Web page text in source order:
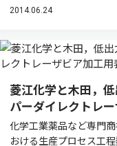
2014.06.24
菱江化学と木田，
パーダイレクトレ
化学工業薬品など専門
おける生産プロセス工